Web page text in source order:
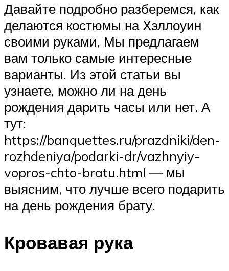
Давайте подробно разберемся, как
делаются костюмы на Хэллоуин
своими руками, Мы предлагаем
вам только самые интересные
варианты. Из этой статьи вы
узнаете, можно ли на день
рождения дарить часы или нет. А
тут:
https://banquettes.ru/prazdniki/den-
rozhdeniya/podarki-dr/vazhnyiy-
vopros-chto-bratu.html — мы
выясним, что лучше всего подарить
на день рождения брату.
Кровавая рука